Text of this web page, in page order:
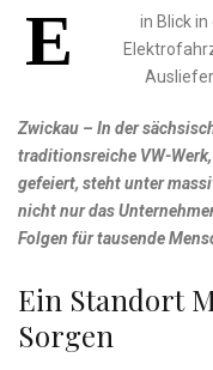
E
in Blick
Zwickau – In der
traditionsreiche VW-
gefeiert, steht unter
nicht nur das
Folgen für tausende
Ein Standort
Sorgen